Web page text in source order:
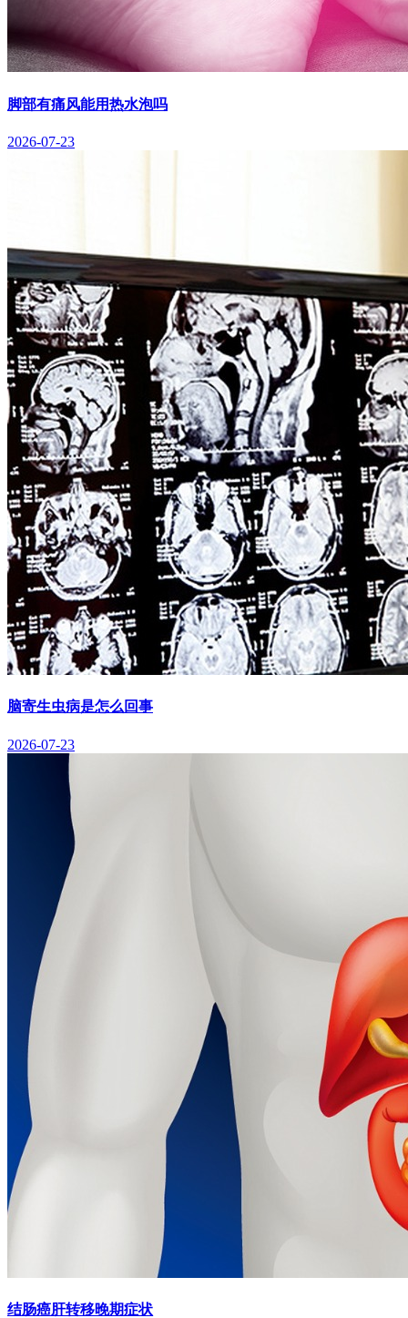
脚部有痛风能用热水泡吗
2026-07-23
脑寄生虫病是怎么回事
2026-07-23
结肠癌肝转移晚期症状